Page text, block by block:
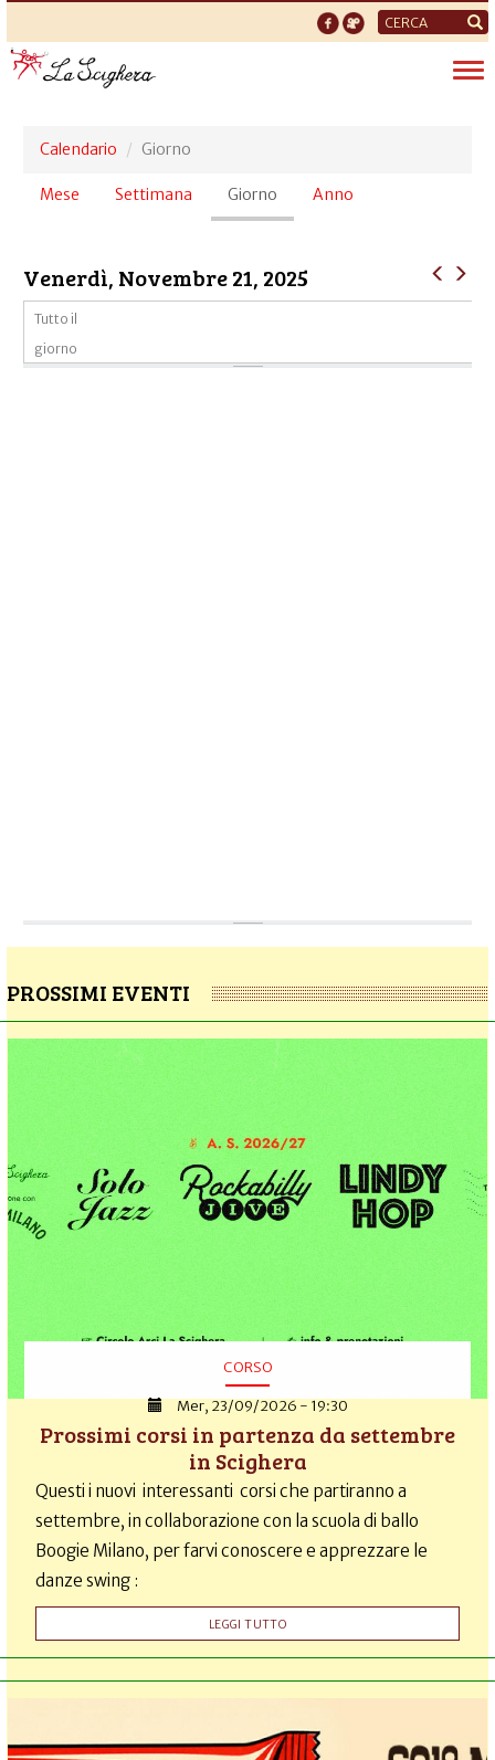
Form
di
ricerca
Calendario Giorno
Schede
Mese Settimana Giorno (scheda
attiva)
Anno
Venerdì, Novembre 21, 2025
Tutto il
giorno
PROSSIMI EVENTI
CORSO
Mer, 23/09/2026 - 19:30
Prossimi corsi in partenza da settembre
in Scighera
Questi i nuovi interessanti corsi che partiranno a
settembre, in collaborazione con la scuola di ballo
Boogie Milano, per farvi conoscere e apprezzare le
danze swing :
LEGGI TUTTO